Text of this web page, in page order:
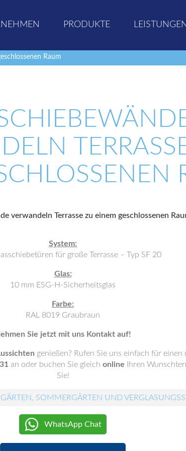
PRODUKTE LEISTUNGEN
Raum
System:
für große Terrasse – Typ SF 20
Glas:
10 mm ESG-H-Sicherheitsglas
Farbe:
RAL 8019 Graubraun
Sie jetzt mit uns Kontakt auf!
genießen? Rufen Sie uns einfach für
an oder buchen Sie gleich online Ihren
Sie!
SOMMERGÄRTEN UND
WhatsApp Chat